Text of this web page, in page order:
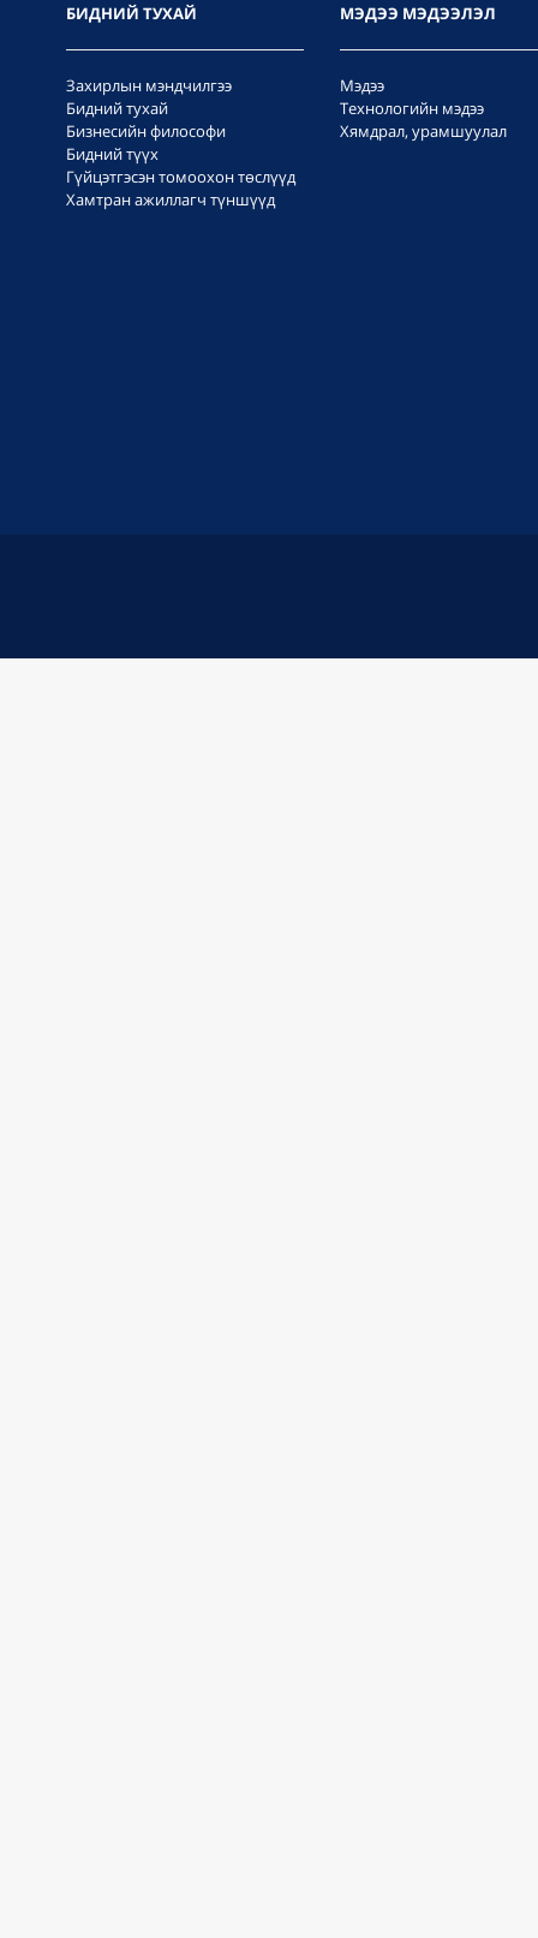
БИДНИЙ ТУХАЙ
Захирлын мэндчилгээ
Бидний тухай
Бизнесийн философи
Бидний түүх
Гүйцэтгэсэн томоохон төслүүд
Хамтран ажиллагч түншүүд
МЭДЭЭ МЭДЭЭЛЭЛ
Мэдээ
Технологийн мэдээ
Хямдрал, урамшуулал